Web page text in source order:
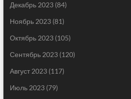
Декабрь 2023(84)
Ноябрь 2023(81)
Октябрь 2023(105)
Сентябрь 2023(120)
Август 2023(117)
Июль 2023(79)